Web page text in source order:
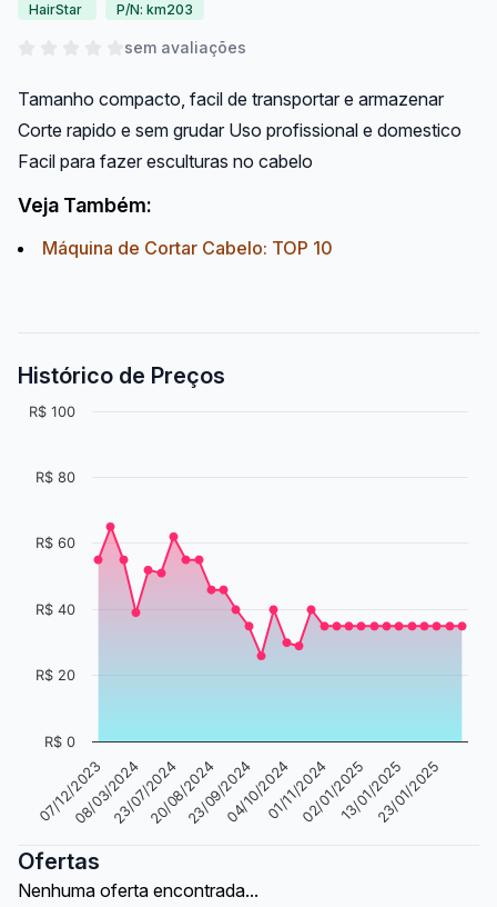
HairStar P/N: km203
sem avaliações
Tamanho compacto, facil de transportar e armazenar
Corte rapido e sem grudar Uso profissional e domestico
Facil para fazer esculturas no cabelo
Veja Também:
Máquina de Cortar Cabelo: TOP 10
Histórico de Preços
07/12/202308/03/202423/07/202420/08/202423/09/202404/10/202401/11/202402/01/202513/01/202523/01/2025
R$ 0
R$ 20
R$ 40
R$ 60
R$ 80
R$ 100
Ofertas
Nenhuma oferta encontrada...